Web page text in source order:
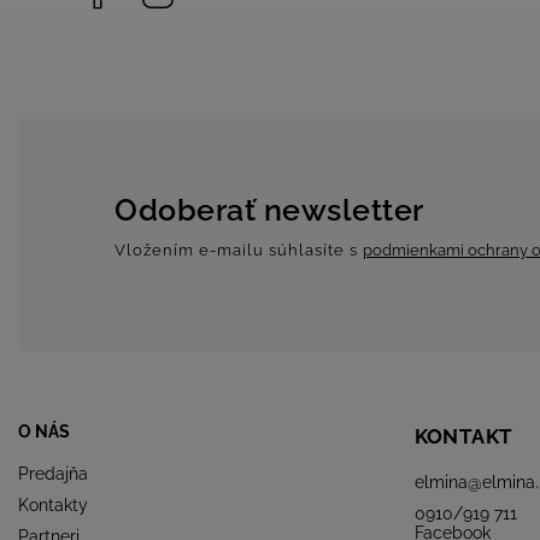
O NÁS
Predajňa
Kontakty
KONTAKT
elmina@
0910/919 711
Facebook
Odoberať newsletter
Vložením e-mailu súhlasíte s podmienkami ochrany